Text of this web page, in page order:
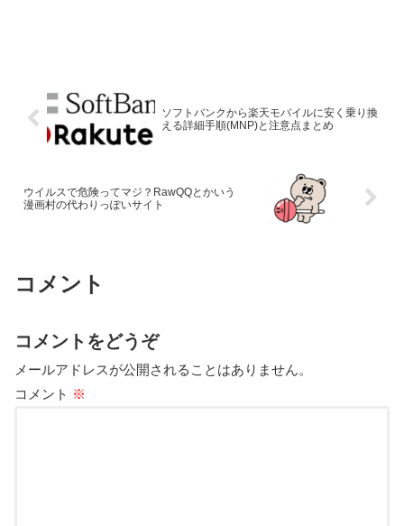
ソフトバンクから楽天モバイルに安く乗り換
える詳細手順(MNP)と注意点まとめ
ウイルスで危険ってマジ？RawQQとかいう
漫画村の代わりっぽいサイト
コメント
コメントをどうぞ
メールアドレスが公開されることはありません。
コメント ※